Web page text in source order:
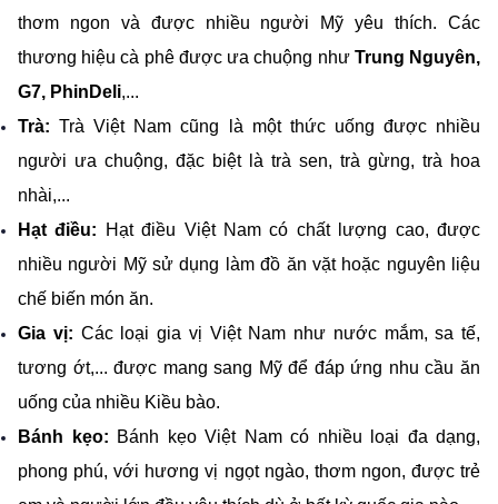
thơm ngon và được nhiều người Mỹ yêu thích. Các
thương hiệu cà phê được ưa chuộng như Trung Nguyên,
G7, PhinDeli,...
Trà: Trà Việt Nam cũng là một thức uống được nhiều
người ưa chuộng, đặc biệt là trà sen, trà gừng, trà hoa
nhài,...
Hạt điều:
Hạt điều Việt Nam có chất lượng cao, được
nhiều người Mỹ sử dụng làm đồ ăn vặt hoặc nguyên liệu
chế biến món ăn.
Gia vị: Các loại gia vị Việt Nam như nước mắm, sa tế,
tương ớt,... được mang sang Mỹ để đáp ứng nhu cầu ăn
uống của nhiều Kiều bào.
Bánh kẹo: Bánh kẹo Việt Nam có nhiều loại đa dạng,
phong phú, với hương vị ngọt ngào, thơm ngon, được trẻ